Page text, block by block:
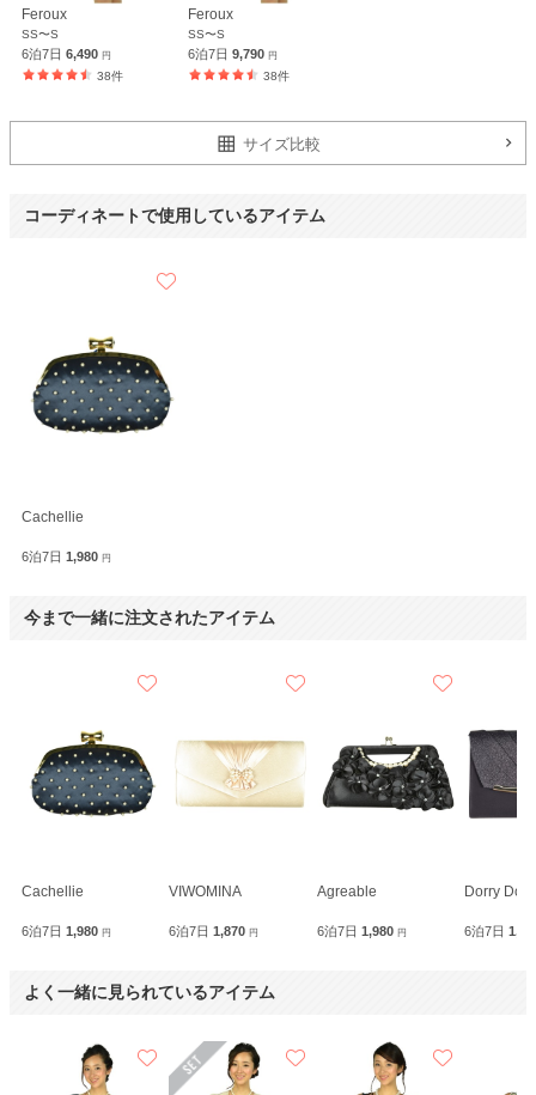
値段がもう少し安ければ良いと思います。
【一緒に注文した商品】
Feroux
SS〜S
6泊7日 6,490 円
38件
Feroux
SS〜S
6泊7日 9,790 円
38件
サイズ比較
コーディネートで使用しているアイテム
Cachellie
6泊7日 1,980 円
今まで一緒に注文されたアイテム
Cachellie
6泊7日 1,980 円
VIWOMINA
6泊7日1,870円
Agreable
6泊7日 1,980 円
Dorry Doll
6泊7日
よく一緒に見られているアイテム